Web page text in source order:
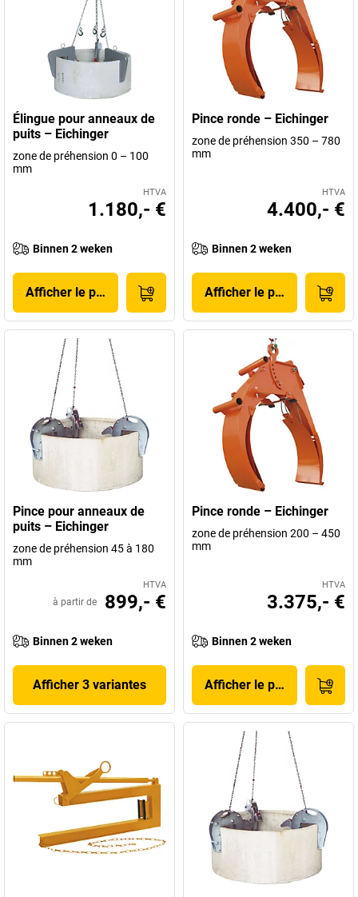
Élingue pour anneaux de
puits – Eichinger
zone de préhension 0 – 100
mm
HTVA
1.180,- €
Binnen 2 weken
Afficher le produit
Pince ronde – Eichinger
zone de préhension 350 – 780
mm
HTVA
4.400,- €
Binnen 2 weken
Afficher le produit
Pince pour anneaux de
puits – Eichinger
zone de préhension 45 à 180
mm
HTVA
à partir de 899,- €
Binnen 2 weken
Afficher 3 variantes
Pince ronde – Eichinger
zone de préhension 200 – 450
mm
HTVA
3.375,- €
Binnen 2 weken
Afficher le produit